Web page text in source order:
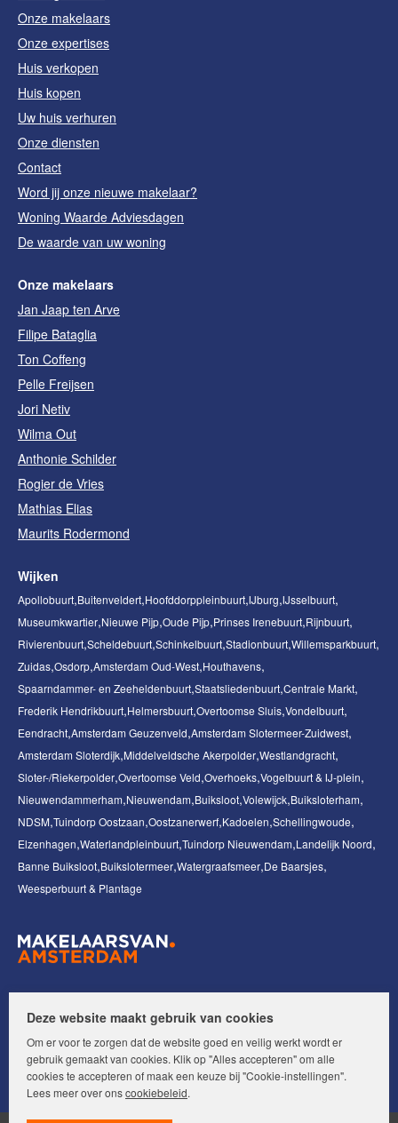
Onze makelaars
Onze expertises
Huis verkopen
Huis kopen
Uw huis verhuren
Onze diensten
Contact
Word jij onze nieuwe makelaar?
Woning Waarde Adviesdagen
De waarde van uw woning
Onze makelaars
Jan Jaap ten Arve
Filipe Bataglia
Ton Coffeng
Pelle Freijsen
Jori Netiv
Wilma Out
Anthonie Schilder
Rogier de Vries
Mathias Elias
Maurits Rodermond
Wijken
Apollobuurt Buitenveldert Hoofddorppleinbuurt IJburg IJsselbuurt
Museumkwartier Nieuwe Pijp Oude Pijp Prinses Irenebuurt Rijnbuurt
Rivierenbuurt Scheldebuurt Schinkelbuurt Stadionbuurt Willemsparkbuurt
Zuidas Osdorp Amsterdam Oud-West Houthavens
Spaarndammer- en Zeeheldenbuurt Staatsliedenbuurt Centrale Markt
Frederik Hendrikbuurt Helmersbuurt Overtoomse Sluis Vondelbuurt
Eendracht Amsterdam Geuzenveld Amsterdam Slotermeer-Zuidwest
Amsterdam Sloterdijk Middelveldsche Akerpolder Westlandgracht
Sloter-/Riekerpolder Overtoomse Veld Overhoeks Vogelbuurt & IJ-plein
Nieuwendammerham Nieuwendam Buiksloot Volewijck Buiksloterham
NDSM Tuindorp Oostzaan Oostzanerwerf Kadoelen Schellingwoude
Elzenhagen Waterlandpleinbuurt Tuindorp Nieuwendam Landelijk Noord
Banne Buiksloot Buikslotermeer Watergraafsmeer De Baarsjes
Weesperbuurt & Plantage
Volg ons op:
Deze website maakt gebruik van cookies
Om er voor te zorgen dat de website goed en veilig werkt wordt er
gebruik gemaakt van cookies. Klik op "Alles accepteren" om alle
cookies te accepteren of maak een keuze bij "Cookie-instellingen".
Lees meer over onscookiebeleid.